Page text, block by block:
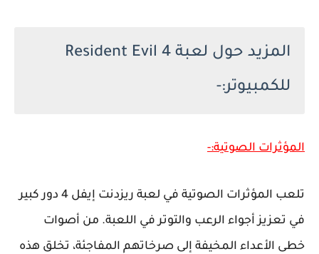
المزيد حول لعبة Resident Evil 4
للكمبيوتر:-
المؤثرات الصوتية:-
تلعب المؤثرات الصوتية في لعبة ريزدنت إيفل 4 دور كبير
في تعزيز أجواء الرعب والتوتر في اللعبة. من أصوات
خطى الأعداء المخيفة إلى صرخاتهم المفاجئة، تخلق هذه